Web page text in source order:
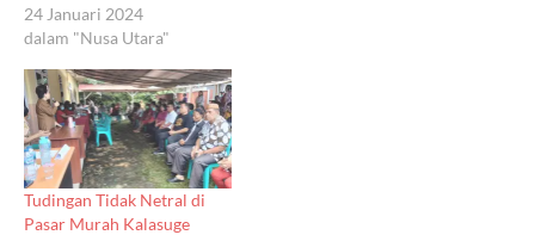
24 Januari 2024
dalam "Nusa Utara"
Tudingan Tidak Netral di
Pasar Murah Kalasuge